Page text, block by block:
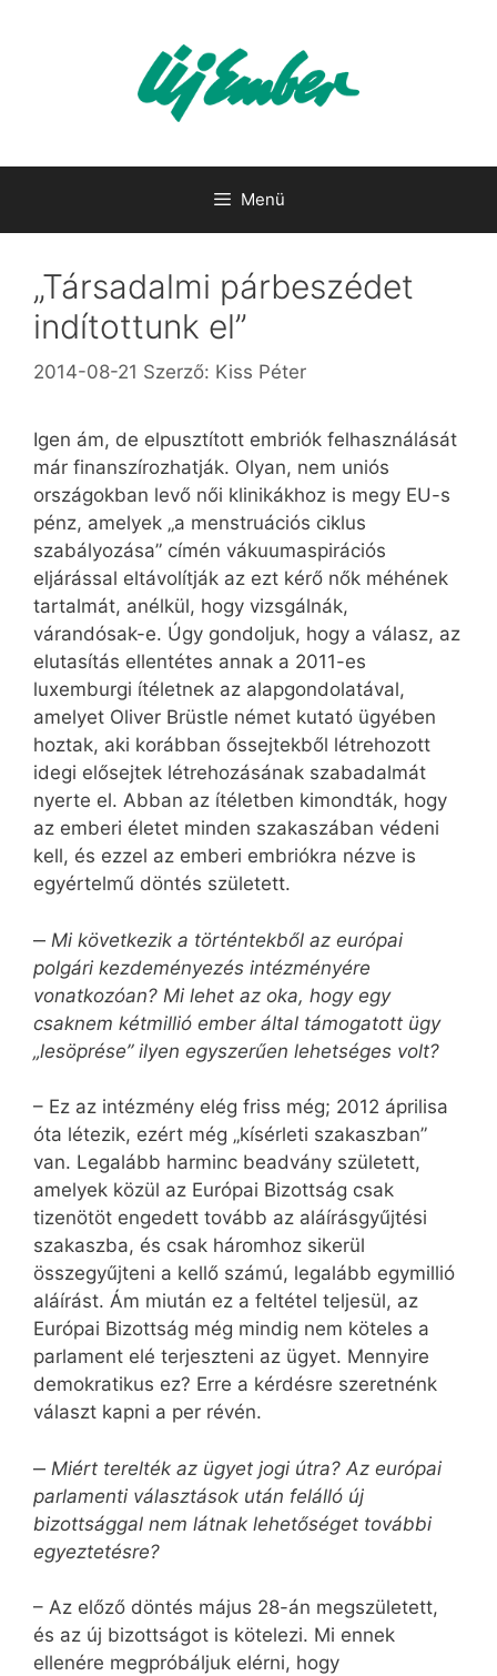
Menü
„Társadalmi párbeszédet
indítottunk el”
2014-08-21 Szerző: Kiss Péter
Igen ám, de elpusztított embriók felhasználását
már finanszírozhatják. Olyan, nem uniós
országokban levő női klinikákhoz is megy EU-s
pénz, amelyek „a menstruációs ciklus
szabályozása” címén vákuumaspirációs
eljárással eltávolítják az ezt kérő nők méhének
tartalmát, anélkül, hogy vizsgálnák,
várandósak-e. Úgy gondoljuk, hogy a válasz, az
elutasítás ellentétes annak a 2011-es
luxemburgi ítéletnek az alapgondolatával,
amelyet Oliver Brüstle német kutató ügyében
hoztak, aki korábban őssejtekből létrehozott
idegi elősejtek létrehozásának szabadalmát
nyerte el. Abban az ítéletben kimondták, hogy
az emberi életet minden szakaszában védeni
kell, és ezzel az emberi embriókra nézve is
egyértelmű döntés született.
‒ Mi következik a történtekből az európai
polgári kezdeményezés intézményére
vonatkozóan? Mi lehet az oka, hogy egy
csaknem kétmillió ember által támogatott ügy
„lesöprése” ilyen egyszerűen lehetséges volt?
– Ez az intézmény elég friss még; 2012 áprilisa
óta létezik, ezért még „kísérleti szakaszban”
van. Legalább harminc beadvány született,
amelyek közül az Európai Bizottság csak
tizenötöt engedett tovább az aláírásgyűjtési
szakaszba, és csak háromhoz sikerül
összegyűjteni a kellő számú, legalább egymillió
aláírást. Ám miután ez a feltétel teljesül, az
Európai Bizottság még mindig nem köteles a
parlament elé terjeszteni az ügyet. Mennyire
demokratikus ez? Erre a kérdésre szeretnénk
választ kapni a per révén.
‒ Miért terelték az ügyet jogi útra? Az európai
parlamenti választások után felálló új
bizottsággal nem látnak lehetőséget további
egyeztetésre?
– Az előző döntés május 28-án megszületett,
és az új bizottságot is kötelezi. Mi ennek
ellenére megpróbáljuk elérni, hogy